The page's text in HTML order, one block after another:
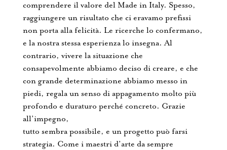
comprendere il valore del Made in Italy. Spesso,
raggiungere un risultato che ci eravamo prefissi
non porta alla felicità. Le ricerche lo confermano,
e la nostra stessa esperienza lo insegna. Al
contrario, vivere la situazione che
consapevolmente abbiamo deciso di creare, e che
con grande determinazione abbiamo messo in
piedi, regala un senso di appagamento molto più
profondo e duraturo perché concreto. Grazie
all’impegno,
tutto sembra possibile, e un progetto può farsi
strategia. Come i maestri d’arte da sempre